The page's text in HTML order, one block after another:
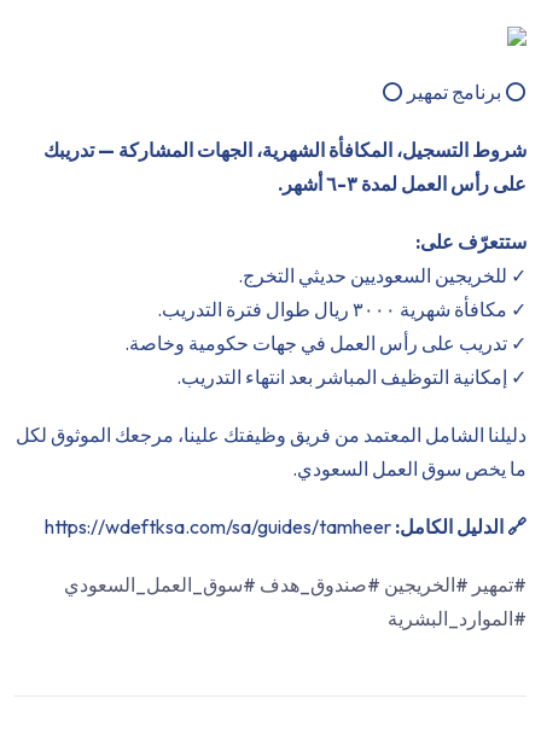
⭕️ برنامج تمهير ⭕️
شروط التسجيل، المكافأة الشهرية، الجهات المشاركة — تدريبك
على رأس العمل لمدة ٣-٦ أشهر.
ستتعرّف على:
✓ للخريجين السعوديين حديثي التخرج.
✓ مكافأة شهرية ٣٠٠٠ ريال طوال فترة التدريب.
✓ تدريب على رأس العمل في جهات حكومية وخاصة.
✓ إمكانية التوظيف المباشر بعد انتهاء التدريب.
دليلنا الشامل المعتمد من فريق وظيفتك علينا، مرجعك الموثوق لكل
ما يخص سوق العمل السعودي.
🔗 الدليل الكامل: https://wdeftksa.com/sa/guides/tamheer
#تمهير #الخريجين #صندوق_هدف #سوق_العمل_السعودي
#الموارد_البشرية